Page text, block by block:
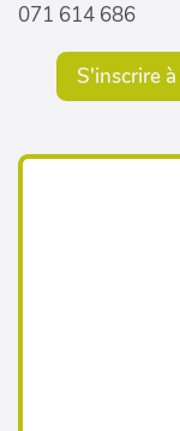
071 614 686
S'inscrire